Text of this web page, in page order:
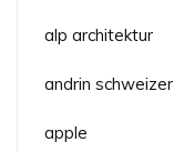
alp architektur
andrin schweizer
apple